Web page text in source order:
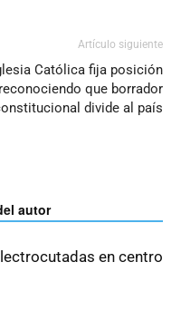
Artículo siguiente
Católica fija posición
reconociendo que borrador
divide al país
autor
en centro